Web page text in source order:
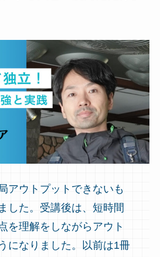
アウトプットできないも
した。受講後は、短時間
を理解をしながらアウト
になりました。以前は1冊